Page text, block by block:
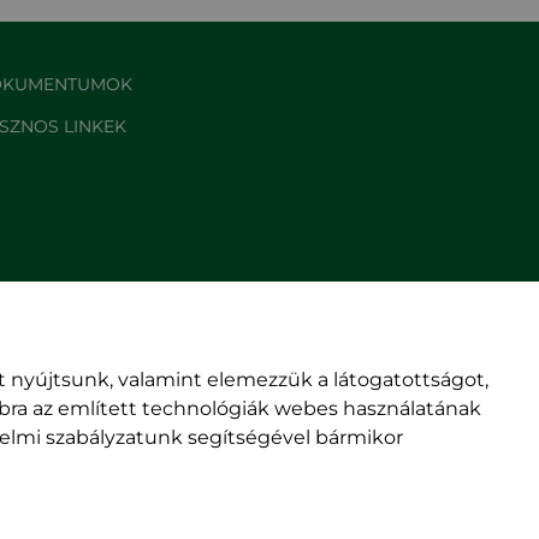
LINKEK
nyújtsunk, valamint elemezzük a látogatottságot,
az említett technológiák webes használatának
szabályzatunk segítségével bármikor